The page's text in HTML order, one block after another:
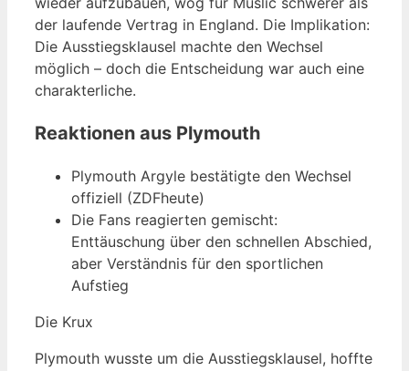
der laufende Vertrag in England. Die Implikation:
Die Ausstiegsklausel machte den Wechsel
möglich – doch die Entscheidung war auch eine
charakterliche.
Reaktionen aus Plymouth
Plymouth Argyle bestätigte den Wechsel
offiziell (ZDFheute)
Die Fans reagierten gemischt:
Enttäuschung über den schnellen Abschied,
aber Verständnis für den sportlichen
Aufstieg
Die Krux
Plymouth wusste um die Ausstiegsklausel, hoffte